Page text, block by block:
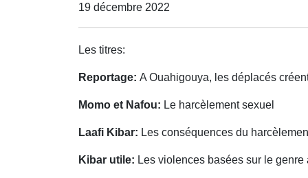
19 décembre 2022
Les titres:
Reportage: A Ouahigouya, les déplacés
Momo et Nafou: Le harcèlement sexuel
Laafi Kibar: Les conséquences du
Kibar utile: Les violences basées sur le genre